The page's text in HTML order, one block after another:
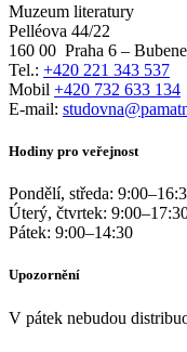
Muzeum literatury
Pelléova 44/22
160 00 Praha 6 –
Tel.: +420 221 343 537
Mobil +420 732 633 134
E-mail:
Hodiny pro veřejnost
Pondělí, středa: 9:00–
Úterý, čtvrtek: 9:00–
Pátek: 9:00–14:30
Upozornění
V pátek nebudou